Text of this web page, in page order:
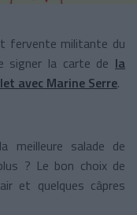
fervente militante du
signer la carte de la
avec Marine Serre.
meilleure salade de
? Le bon choix de
et quelques câpres